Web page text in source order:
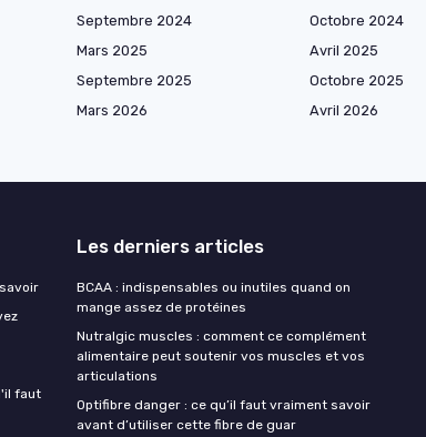
Septembre 2024 Octobre 2024
Mars 2025 Avril 2025
Septembre 2025 Octobre 2025
Mars 2026 Avril 2026
faut
Les derniers articles
BCAA : indispensables ou inutiles quand on
mange assez de protéines
Nutralgic muscles : comment ce complément
alimentaire peut soutenir vos muscles et vos
articulations
Optifibre danger : ce qu’il faut vraiment savoir
avant d’utiliser cette fibre de guar